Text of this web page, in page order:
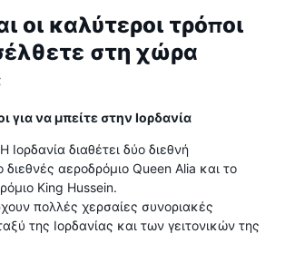
οι καλύτεροι τρόποι
στη χώρα
για να μπείτε στην Ιορδανία
Ιορδανία διαθέτει δύο διεθνή
διεθνές αεροδρόμιο Queen Alia και το
King Hussein.
πολλές χερσαίες συνοριακές
της Ιορδανίας και των γειτονικών της